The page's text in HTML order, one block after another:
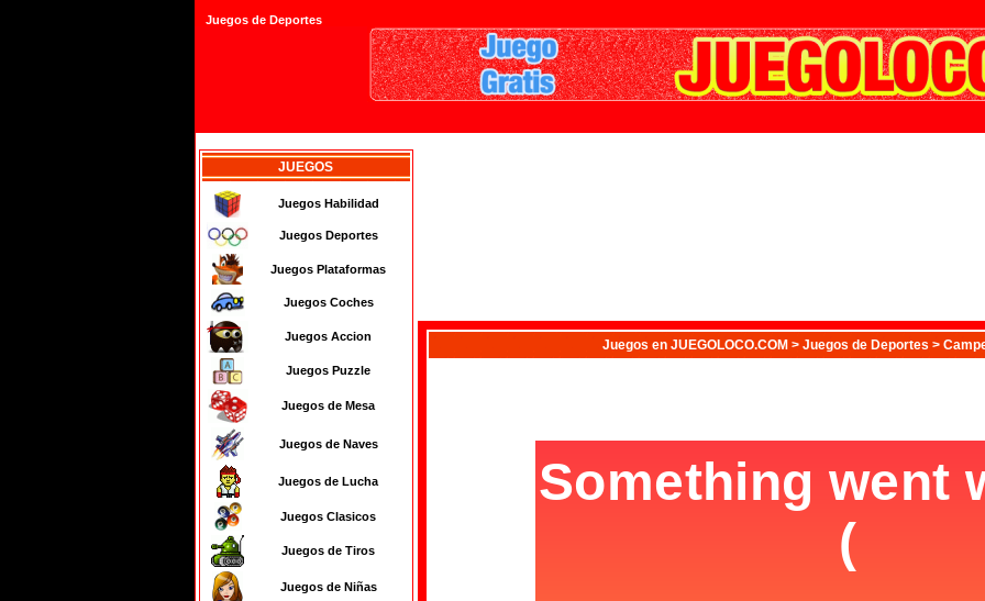
Juegos de Deportes
JUEGOS
Juegos Habilidad
Juegos Deportes
Juegos Plataformas
Juegos Coches
Juegos Accion
Juegos Puzzle
Juegos de Mesa
Juegos de Naves
Juegos de Lucha
Juegos Clasicos
Juegos de Tiros
Juegos de Niñas
Juegos en JUEGOLOCO.COM > Juegos de Deportes >